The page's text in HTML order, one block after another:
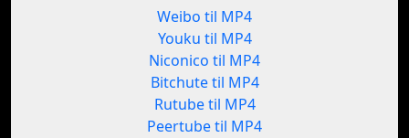
Weibo til MP4
Youku til MP4
Niconico til MP4
Bitchute til MP4
Rutube til MP4
Peertube til MP4